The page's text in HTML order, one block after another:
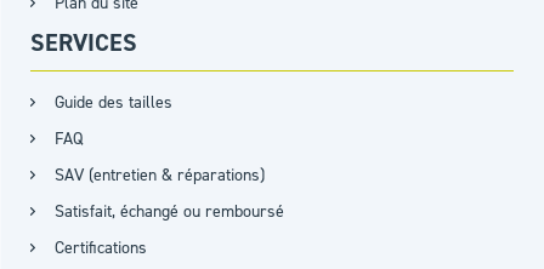
SERVICES
Guide des tailles
FAQ
SAV (entretien & réparations)
Satisfait, échangé ou remboursé
Certifications